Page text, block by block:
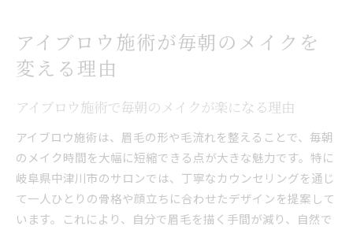
アイブロウ施術が毎朝のメイクを
変える理由
アイブロウ施術で毎朝のメイクが楽になる理由
アイブロウ施術は、眉毛の形や毛流れを整えることで、毎朝
のメイク時間を大幅に短縮できる点が大きな魅力です。特に
岐阜県中津川市のサロンでは、丁寧なカウンセリングを通じ
て一人ひとりの骨格や顔立ちに合わせたデザインを提案して
います。これにより、自分で眉毛を描く手間が減り、自然で